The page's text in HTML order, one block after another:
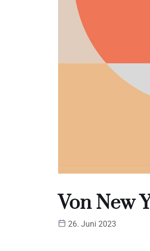
Von New
26. Juni 2023